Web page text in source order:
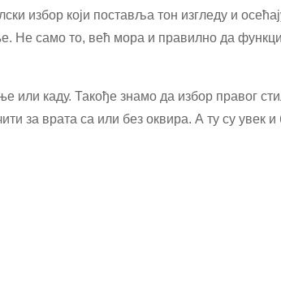
избор који поставља тон изгледу и
Не само то, већ мора и правилно да
или каду. Такође знамо да избор правог
за врата са или без оквира. А ту су увек